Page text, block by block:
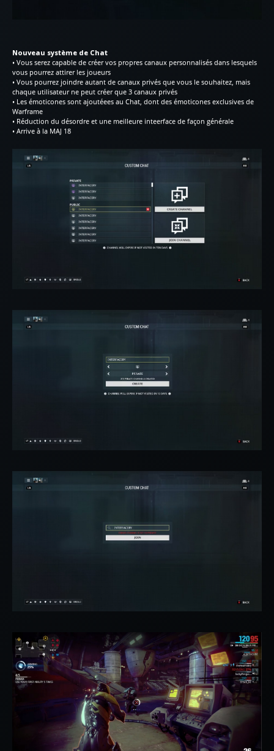
Nouveau système de Chat
• Vous serez capable de créer vos propres canaux personnalisés dans lesquels
vous pourrez attirer les joueurs
• Vous pourrez joindre autant de canaux privés que vous le souhaitez, mais
chaque utilisateur ne peut créer que 3 canaux privés
• Les émoticones sont ajoutéees au Chat, dont des émoticones exclusives de
Warframe
• Réduction du désordre et une meilleure inteerface de façon générale
• Arrive à la MAJ 18